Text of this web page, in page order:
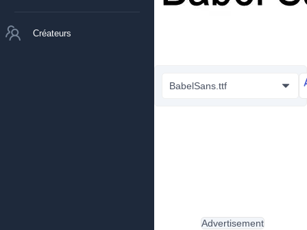
Créateurs
BabelSans.ttf
Advertisement